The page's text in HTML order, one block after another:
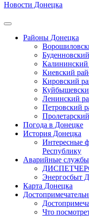
Новости Донецка
Районы Донецка
Калининский
Киевский
Кировский
Ленинский
Петровский
Погода в Донецке
История Донецка
Интересные
Республику
Аварийные службы
Энергосбыт
Карта Донецка
Что